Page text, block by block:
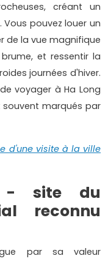
créant un
pouvez louer un
de la vue magnifique
et ressentir la
journées d'hiver.
voyager à Ha Long
marqués par
d'une visite à la ville
- site du
reconnu
par sa valeur